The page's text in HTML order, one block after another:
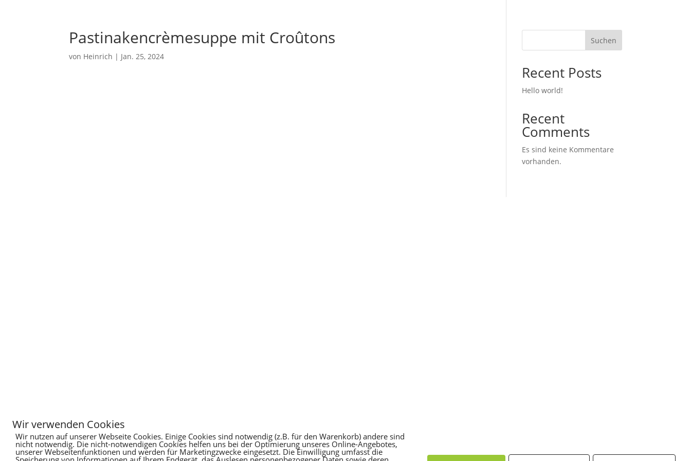
Pastinakencrèmesuppe mit Croûtons
von Heinrich | Jan. 25, 2024
Suchen
Recent Posts
Hello world!
Recent
Comments
Es sind keine Kommentare
vorhanden.
Wir verwenden Cookies
Wir nutzen auf unserer Webseite Cookies. Einige Cookies sind notwendig (z.B. für den Warenkorb) andere sind
nicht notwendig. Die nicht-notwendigen Cookies helfen uns bei der Optimierung unseres Online-Angebotes,
unserer Webseitenfunktionen und werden für Marketingzwecke eingesetzt. Die Einwilligung umfasst die